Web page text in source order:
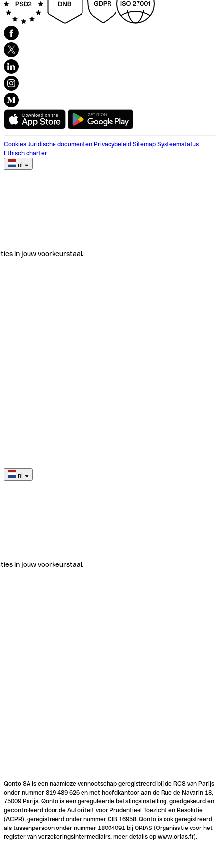
Cookies Juridische documenten Privacybeleid Sitemap Systeemstatus
Ethisch charter
nl
in jouw voorkeurstaal.
nl
in jouw voorkeurstaal.
Qonto SA is een naamloze vennootschap geregistreerd bij de RCS van Parijs
onder nummer 819 489 626 en met hoofdkantoor aan de Rue de Navarin 18,
75009 Parijs. Qonto is een gereguleerde betalingsinstelling, goedgekeurd en
gecontroleerd door de Autoriteit voor Prudentieel Toezicht en Resolutie
(ACPR), geregistreerd onder nummer CIB 16958. Qonto is ook geregistreerd
als tussenpersoon onder nummer 18004091 bij ORIAS (Organisatie voor het
register van verzekeringsintermediairs, meer details op www.orias.fr).